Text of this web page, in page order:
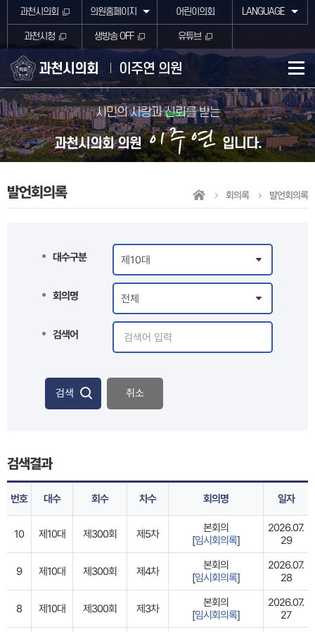
본문바로가기
과천시의회 의원홈페이지 어린이의회 LANGUAGE
과천시청 생방송 OFF 유튜브
과천시의회 이주연 의원
시민의사랑과신뢰를 받는
과천시의회 의원 이주연입니다.
발언회의록 회의록 발언회의록
대수구분
회의명
검색어
검색 취소
검색결과
번호 대수 회수 차수 회의명 일자
10 제10대 제300회 제5차
본회의
[임시회의록]
2026.07.
29
9 제10대 제300회 제4차
본회의
[임시회의록]
2026.07.
28
8 제10대 제300회 제3차
본회의
[임시회의록]
2026.07.
27